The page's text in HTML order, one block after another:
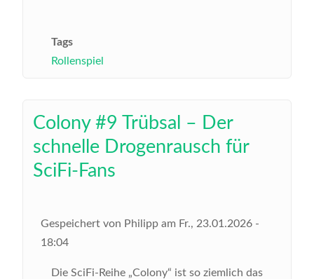
Tags
Rollenspiel
Colony #9 Trübsal – Der
schnelle Drogenrausch für
SciFi-Fans
Gespeichert von Philipp am Fr., 23.01.2026 -
18:04
Die SciFi-Reihe „Colony“ ist so ziemlich das